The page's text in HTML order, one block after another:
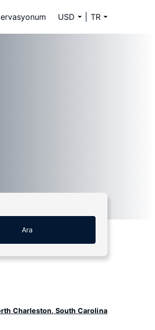
USD TR
Ara
Charleston, South Carolina